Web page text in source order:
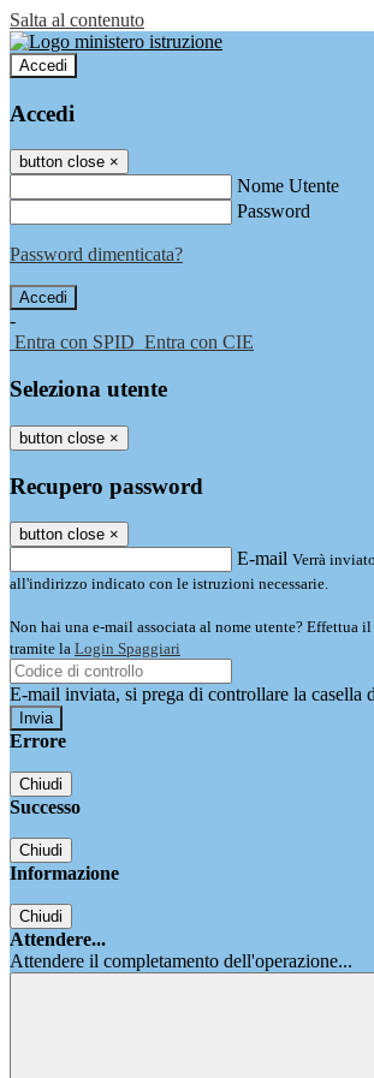
Salta al contenuto
Accedi
Accedi
button close ×
Nome Utente
Password
Password dimenticata?
-
Entra con SPID Entra con CIE
Seleziona utente
button close ×
Recupero password
button close ×
E-mail Verrà
all'indirizzo indicato con le istruzioni necessarie.
Non hai una e-mail associata al nome utente? Effettua
tramite la Login Spaggiari
E-mail inviata, si prega di controllare la casella
Errore
Chiudi
Successo
Chiudi
Informazione
Chiudi
Attendere...
Attendere il completamento dell'operazione...